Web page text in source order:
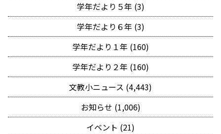
学年だより５年 (3)
学年だより６年 (3)
学年だより１年 (160)
学年だより２年 (160)
文教小ニュース (4,443)
お知らせ (1,006)
イベント (21)